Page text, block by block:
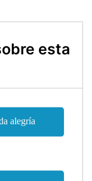
esta